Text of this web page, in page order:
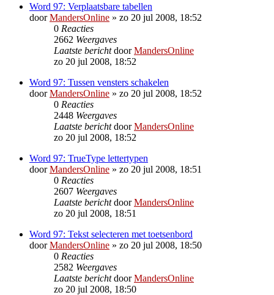
Word 97: Verplaatsbare tabellen
doorMandersOnline » zo 20 jul 2008, 18:52
0 Reacties
2662 Weergaves
Laatste berichtdoorMandersOnline
zo 20 jul 2008, 18:52
Word 97: Tussen vensters schakelen
doorMandersOnline » zo 20 jul 2008, 18:52
0 Reacties
2448 Weergaves
Laatste berichtdoorMandersOnline
zo 20 jul 2008, 18:52
Word 97: TrueType lettertypen
doorMandersOnline » zo 20 jul 2008, 18:51
0 Reacties
2607 Weergaves
Laatste berichtdoorMandersOnline
zo 20 jul 2008, 18:51
Word 97: Tekst selecteren met toetsenbord
doorMandersOnline » zo 20 jul 2008, 18:50
0 Reacties
2582 Weergaves
Laatste berichtdoorMandersOnline
zo 20 jul 2008, 18:50